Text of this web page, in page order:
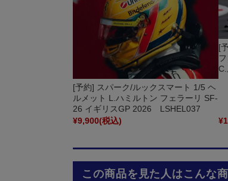
[予約] スパーク/ルックスマート 1/5 ヘ
ルメット L.ハミルトン フェラーリ SF-
26 イギリスGP 2026 LSHEL037
¥9,900(税込)
[
この商品を見た人はこんな